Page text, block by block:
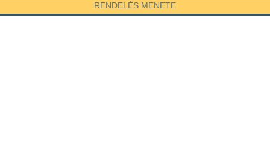
RENDELÉS MENETE